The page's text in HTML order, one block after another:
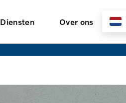
Diensten Over ons